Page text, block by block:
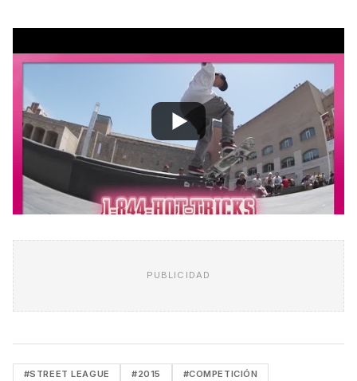
PUBLICIDAD
#STREET LEAGUE #2015 #COMPETICIÓN